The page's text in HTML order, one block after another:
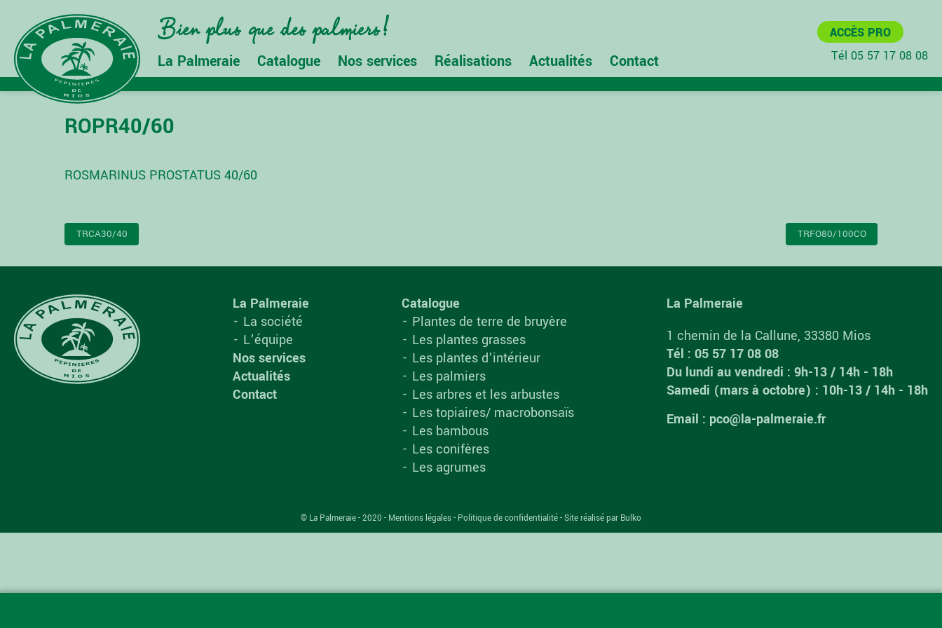
La Palmeraie Catalogue Nos services Réalisations Actualités Contact
ACCÈS PRO
Tél 05 57 17 08 08
ROPR40/60
ROSMARINUS PROSTATUS 40/60
NAVIGATION
TRCA30/40 TRFO80/100CO
La Palmeraie
La société
L’équipe
Nos services
Actualités
Contact
Catalogue
Plantes de terre de bruyère
Les plantes grasses
Les plantes d’intérieur
Les palmiers
Les arbres et les arbustes
Les topiaires/ macrobonsaïs
Les bambous
Les conifères
Les agrumes
La Palmeraie
1 chemin de la Callune, 33380 Mios
Tél : 05 57 17 08 08
Du lundi au vendredi : 9h-13 / 14h - 18h
Samedi (mars à octobre) : 10h-13 / 14h - 18h
Email : pco@la-palmeraie.fr
© La Palmeraie - 2020 - Mentions légales- Politique de confidentialité-Site réalisé par Bulko